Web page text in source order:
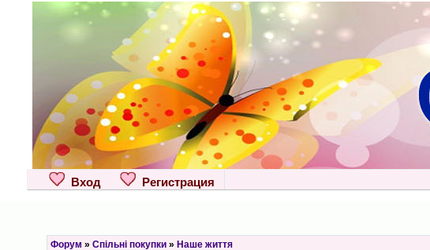
Вход Регистрация
Форум » Спільні покупки» Наше життя